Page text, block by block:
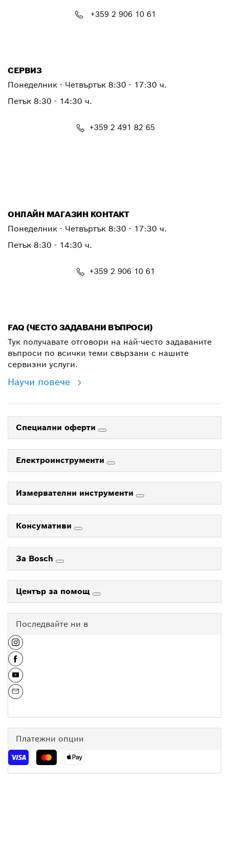
+359 2 906 10 61
СЕРВИЗ
Понеделник - Четвъртък 8:30 - 17:30 ч.
Петък 8:30 - 14:30 ч.
+359 2 491 82 65
ОНЛАЙН МАГАЗИН КОНТАКТ
Понеделник - Четвъртък 8:30 - 17:30 ч.
Петък 8:30 - 14:30 ч.
+359 2 906 10 61
FAQ (ЧЕСТО ЗАДАВАНИ ВЪПРОСИ)
Тук получавате отговори на най-често задаваните
въпроси по всички теми свързани с нашите
сервизни услуги.
Научи повече
Специални оферти
Електроинструменти
Измервателни инструменти
Консумативи
За Bosch
Център за помощ
Последвайте ни в
Платежни опции